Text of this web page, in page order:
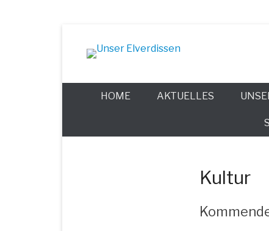
Inhalt
Unser
HOME AKTUELLES
Kultur